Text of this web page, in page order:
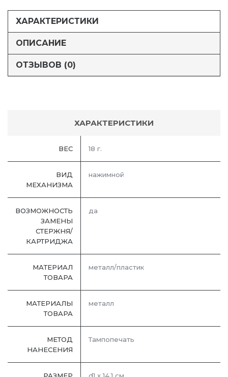
ХАРАКТЕРИСТИКИ
ОПИСАНИЕ
ОТЗЫВОВ (0)
ХАРАКТЕРИСТИКИ
ВЕС 18 г.
ВИД
МЕХАНИЗМА
нажимной
ВОЗМОЖНОСТЬ
ЗАМЕНЫ
СТЕРЖНЯ/
КАРТРИДЖА
да
МАТЕРИАЛ
ТОВАРА
металл/пластик
МАТЕРИАЛЫ
ТОВАРА
металл
МЕТОД
НАНЕСЕНИЯ
Тампопечать